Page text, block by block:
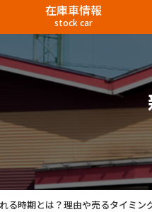
在庫車情報
stock car
る時期とは？理由や売るタイミン